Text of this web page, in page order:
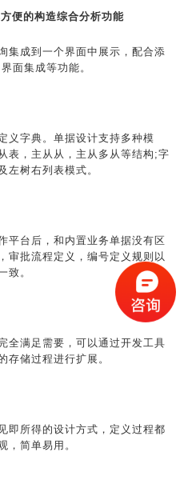
便的构造综合分析功能
成到一个界面中展示，配合添
面集成等功能。
字典。单据设计支持多种模
表，主从从，主从多从等结构;字
左树右列表模式。
台后，和内置业务单据没有区
审批流程定义，编号定义规则以
致。
满足需要，可以通过开发工具
存储过程进行扩展。
所得的设计方式，定义过程都
，简单易用。